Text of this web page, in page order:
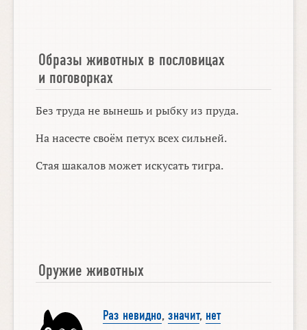
Образы животных в пословицах
и поговорках
Без труда не вынешь и рыбку из пруда.
На насесте своём петух всех сильней.
Стая шакалов может искусать тигра.
Оружие животных
Раз невидно, значит, нет